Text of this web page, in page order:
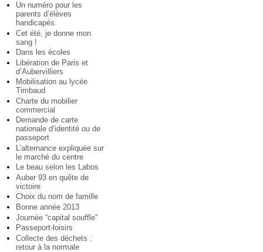
Un numéro pour les
parents d’élèves
handicapés.
Cet été, je donne mon
sang !
Dans les écoles
Libération de Paris et
d’Aubervilliers
Mobilisation au lycée
Timbaud
Charte du mobilier
commercial
Demande de carte
nationale d’identité ou de
passeport
L’alternance expliquée sur
le marché du centre
Le beau selon les Labos
Auber 93 en quête de
victoire
Choix du nom de famille
Bonne année 2013
Journée “capital souffle”
Passeport-loisirs
Collecte des déchets :
retour à la normale